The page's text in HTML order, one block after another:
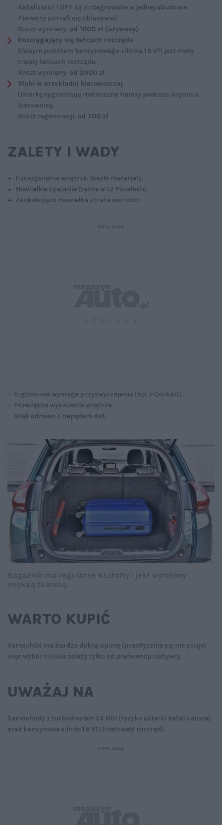
Katalizator i DPF są zintegrowane w jednej obudowie.
Pierwszy potrafi się obluzować.
Koszt wymiany: od 1000 zł (używany)
Rozciągający się łańcuch rozrządu
Słabym punktem benzynowego silnika 1.6 VTi jest mało
trwały łańcuch rozrządu.
Koszt wymiany: od 2000 zł
Stuki w przekładni kierowniczej
Usterkę sygnalizują metaliczne hałasy podczas kręcenia
kierownicą.
Koszt regeneracji: od 700 zł
ZALETY I WADY
+ Funkcjonalne wnętrze. Niezłe materiały.
+ Niewielkie spalanie (także w 1.2 PureTech).
+ Zaskakująco niewielka utrata wartości.
- Ergonomia wymaga przyzwyczajenia (np. i-Cockpit).
- Przeciętna wyciszenie wnętrza.
- Brak odmian z napędem 4x4.
WARTO KUPIĆ
Samochód ma bardzo dobrą opinię (praktycznie się nie psuje)
więc wybór silnika zależy tylko od preferencji nabywcy.
UWAŻAJ NA
Samochody z turbodieslem 1.4 HDi (ryzyko usterki katalizatora)
oraz benzynowe silniki 1.6 VTi (nietrwały rozrząd).